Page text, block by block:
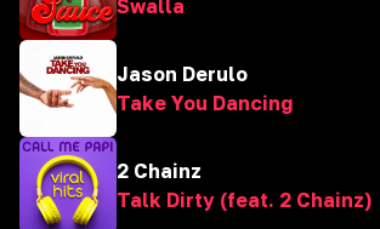
Swalla
Jason Derulo
Take You Dancing
2 Chainz
Talk Dirty (feat. 2 Chainz)